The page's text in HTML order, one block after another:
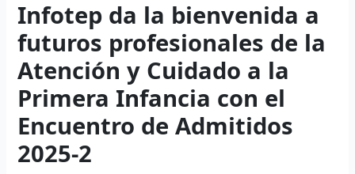
website- Execute fast trades and manage liquidity with low
slippage.
polymarket- trade on real-world event outcomes with low
fees.
Polymarket- place informed bets and hedge crypto risk
efficiently.
Infotep da la bienvenida a
futuros profesionales de la
Atención y Cuidado a la
Primera Infancia con el
Encuentro de Admitidos
2025-2